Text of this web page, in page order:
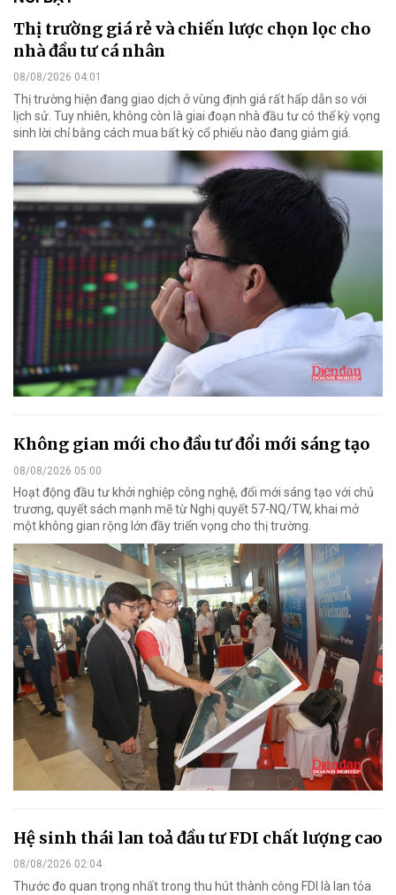
Thị trường giá rẻ và chiến lược chọn lọc cho
nhà đầu tư cá nhân
08/08/2026 04:01
Thị trường hiện đang giao dịch ở vùng định giá rất hấp dẫn so với
lịch sử. Tuy nhiên, không còn là giai đoạn nhà đầu tư có thể kỳ vọng
sinh lời chỉ bằng cách mua bất kỳ cổ phiếu nào đang giảm giá.
Không gian mới cho đầu tư đổi mới sáng tạo
08/08/2026 05:00
Hoạt động đầu tư khởi nghiệp công nghệ, đổi mới sáng tạo với chủ
trương, quyết sách mạnh mẽ từ Nghị quyết 57-NQ/TW, khai mở
một không gian rộng lớn đầy triển vọng cho thị trường.
Hệ sinh thái lan toả đầu tư FDI chất lượng cao
08/08/2026 02:04
Thước đo quan trọng nhất trong thu hút thành công FDI là lan tỏa